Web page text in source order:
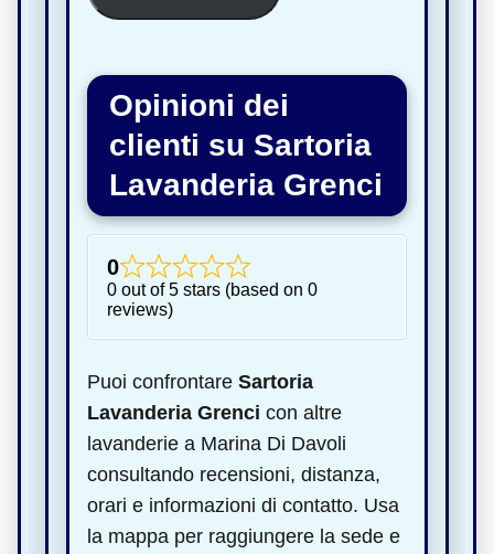
Opinioni dei
clienti su Sartoria
Lavanderia Grenci
0
0 out of 5 stars (based on 0
reviews)
Puoi confrontare Sartoria
Lavanderia Grenci con altre
lavanderie a Marina Di Davoli
consultando recensioni, distanza,
orari e informazioni di contatto. Usa
la mappa per raggiungere la sede e